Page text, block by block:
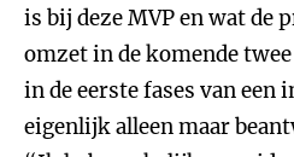
is bij deze MVP en wat de
omzet in de komende
in de eerste fases van een
eigenlijk alleen maar